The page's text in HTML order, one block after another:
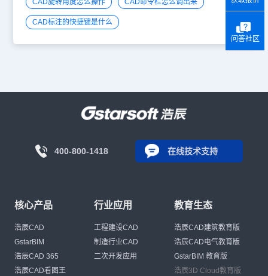
CAD标注的快捷键是什么
400-800-1418 在线技术支持
核心产品
浩辰CAD
GstarBIM
浩辰CAD 365
浩辰CAD看图王
行业应用
工程建设CAD
制造行业CAD
二次开发应用
教育生态
浩辰CAD建筑教育版
浩辰CAD电气教育版
GstarBIM 教育版
浩辰3D Cloud教育版
问答社区